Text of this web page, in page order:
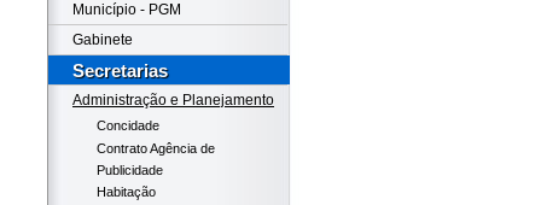
Município - PGM
Gabinete
Secretarias
Administração e Planejamento
Concidade
Contrato Agência de
Publicidade
Habitação